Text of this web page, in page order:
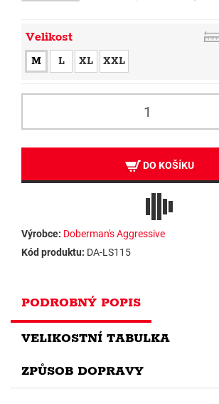
Velikost
M L XL XXL
DO KOŠÍKU
Výrobce: Doberman's Aggressive
Kód produktu: DA-LS115
PODROBNÝ POPIS
VELIKOSTNÍ TABULKA
ZPŮSOB DOPRAVY